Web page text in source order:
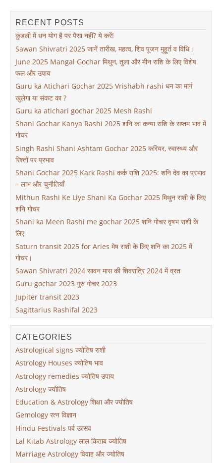
RECENT POSTS
कुंडली में धन योग है पर पैसा नहीं? ये करें!
Sawan Shivratri 2025 जानें तारीख, महत्व, शिव पूजन मुहू्र्त व विधि।
June 2025 Mangal Gochar मिथुन, तुला और मीन राशि के लिए विशेष
फल और उपाय
Guru ka Atichari Gochar 2025 Vrishabh rashi धन का मार्ग
खुलेगा या संकट का ?
Guru ka atichari gochar 2025 Mesh Rashi
Shani Gochar Kanya Rashi 2025 शनि का कन्या राशि के सप्तम भाव में
गोचर
Singh Rashi Shani Ashtam Gochar 2025 करियर, स्वास्थ्य और
रिश्तों पर प्रभाव
Shani Gochar 2025 Kark Rashi कर्क राशि 2025: शनि देव का प्रभाव
– लाभ और चुनौतियाँ
Mithun Rashi Ke Liye Shani Ka Gochar 2025 मिथुन राशी के लिए
शनि गोचर
Shani ka Meen Rashi me gochar 2025 शनि गोचर वृषभ राशी के
लिए
Saturn transit 2025 for Aries मेष राशी के लिए शनि का 2025 में
गोचर।
Sawan Shivratri 2024 सावन मास की शिवरात्रि 2024 में व्रत
Guru gochar 2023 गुरु गोचर 2023
Jupiter transit 2023
Sagittarius Rashifal 2023
CATEGORIES
Astrological signs ज्योतिष राशी
Astrology Houses ज्योतिष भाव
Astrology remedies ज्योतिष उपाय
Astrology ज्योतिष
Education & Astrology शिक्षा और ज्योतिष
Gemology रत्न विज्ञान
Hindu Festivals पर्व उत्सव
Lal Kitab Astrology लाल किताब ज्योतिष
Marriage Astrology विवाह और ज्योतिष